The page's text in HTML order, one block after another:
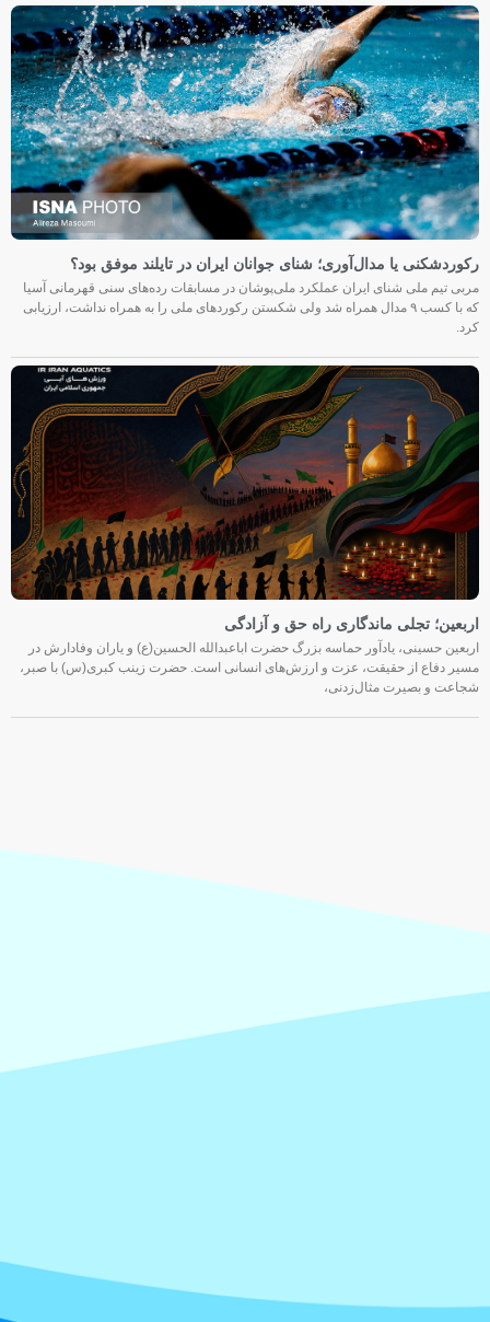
رکوردشکنی یا مدال‌آوری؛ شنای جوانان ایران در تایلند موفق بود؟
مربی تیم ملی شنای ایران عملکرد ملی‌پوشان در مسابقات رده‌های سنی قهرمانی آسیا
که با کسب ۹ مدال همراه شد ولی شکستن رکوردهای ملی را به همراه نداشت، ارزیابی
کرد.
اربعین؛ تجلی ماندگاری راه حق و آزادگی
اربعین حسینی، یادآور حماسه بزرگ حضرت اباعبدالله الحسین(ع) و یاران وفادارش در
مسیر دفاع از حقیقت، عزت و ارزش‌های انسانی است. حضرت زینب کبری(س) با صبر،
شجاعت و بصیرت مثال‌زدنی،